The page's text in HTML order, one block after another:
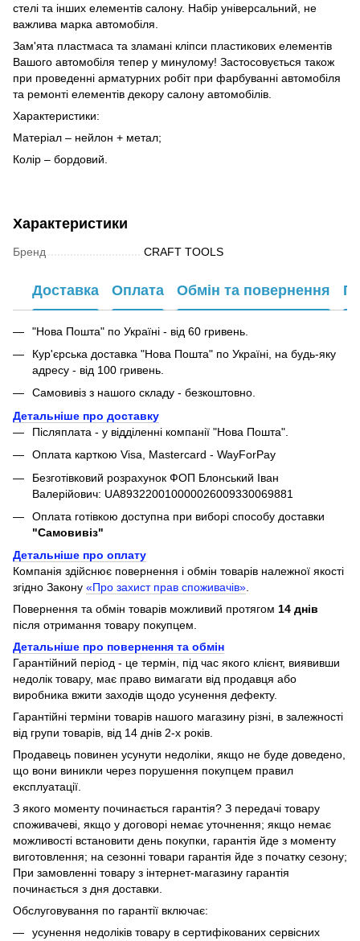
стелі та інших елементів салону. Набір універсальний, не
важлива марка автомобіля.
Зам'ята пластмаса та зламані кліпси пластикових елементів
Вашого автомобіля тепер у минулому! Застосовується також
при проведенні арматурних робіт при фарбуванні автомобіля
та ремонті елементів декору салону автомобілів.
Характеристики:
Матеріал – нейлон + метал;
Колір – бордовий.
Характеристики
Бренд CRAFT TOOLS
Доставка Оплата Обмін та повернення
"Нова Пошта" по Україні - від 60 гривень.
Кур'єрська доставка "Нова Пошта" по Україні, на будь-яку
адресу - від 100 гривень.
Самовивіз з нашого складу - безкоштовно.
Детальніше про доставку
Післяплата - у відділенні компанії "Нова Пошта".
Оплата карткою Visa, Mastercard - WayForPay
Безготівковий розрахунок ФОП Блонський Іван
Валерійович: UA893220010000026009330069881
Оплата готівкою доступна при виборі способу доставки
"Самовивіз"
Детальніше про оплату
Компанія здійснює повернення і обмін товарів належної якості
згідно Закону «Про захист прав споживачів».
Повернення та обмін товарів можливий протягом 14 днів
після отримання товару покупцем.
Детальніше про повернення та обмін
Гарантійний період - це термін, під час якого клієнт, виявивши
недолік товару, має право вимагати від продавця або
виробника вжити заходів щодо усунення дефекту.
Гарантійні терміни товарів нашого магазину різні, в залежності
від групи товарів, від 14 днів 2-х років.
Продавець повинен усунути недоліки, якщо не буде доведено,
що вони виникли через порушення покупцем правил
експлуатації.
З якого моменту починається гарантія? З передачі товару
споживачеві, якщо у договорі немає уточнення; якщо немає
можливості встановити день покупки, гарантія йде з моменту
виготовлення; на сезонні товари гарантія йде з початку сезону;
При замовленні товару з інтернет-магазину гарантія
починається з дня доставки.
Обслуговування по гарантії включає:
усунення недоліків товару в сертифікованих сервісних